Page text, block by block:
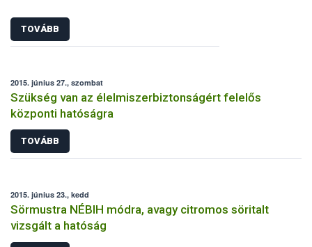
TOVÁBB
2015. június 27., szombat
Szükség van az élelmiszerbiztonságért felelős
központi hatóságra
TOVÁBB
2015. június 23., kedd
Sörmustra NÉBIH módra, avagy citromos söritalt
vizsgált a hatóság